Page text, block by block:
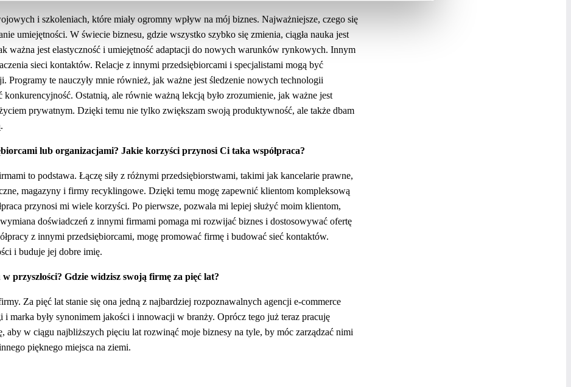
i szkoleniach, które miały ogromny wpływ na mój biznes. Najważniejsze, czego się
umiejętności. W świecie biznesu, gdzie wszystko szybko się zmienia, ciągła nauka jest
ważna jest elastyczność i umiejętność adaptacji do nowych warunków rynkowych. Innym
sieci kontaktów. Relacje z innymi przedsiębiorcami i specjalistami mogą być
Programy te nauczyły mnie również, jak ważne jest śledzenie nowych technologii
Ostatnią, ale równie ważną lekcją było zrozumienie, jak ważne jest
prywatnym. Dzięki temu nie tylko zwiększam swoją produktywność, ale także dbam
lub organizacjami? Jakie korzyści przynosi Ci taka współpraca?
to podstawa. Łączę siły z różnymi przedsiębiorstwami, takimi jak kancelarie prawne,
magazyny i firmy recyklingowe. Dzięki temu mogę zapewnić klientom kompleksową
przynosi mi wiele korzyści. Po pierwsze, pozwala mi lepiej służyć moim klientom,
doświadczeń z innymi firmami pomaga mi rozwijać biznes i dostosowywać ofertę
z innymi przedsiębiorcami, mogę promować firmę i budować sieć kontaktów.
i buduje jej dobre imię.
przyszłości? Gdzie widzisz swoją firmę za pięć lat?
Za pięć lat stanie się ona jedną z najbardziej rozpoznawalnych agencji e-commerce
i marka były synonimem jakości i innowacji w branży. Oprócz tego już teraz pracuję
w ciągu najbliższych pięciu lat rozwinąć moje biznesy na tyle, by móc zarządzać nimi
pięknego miejsca na ziemi.